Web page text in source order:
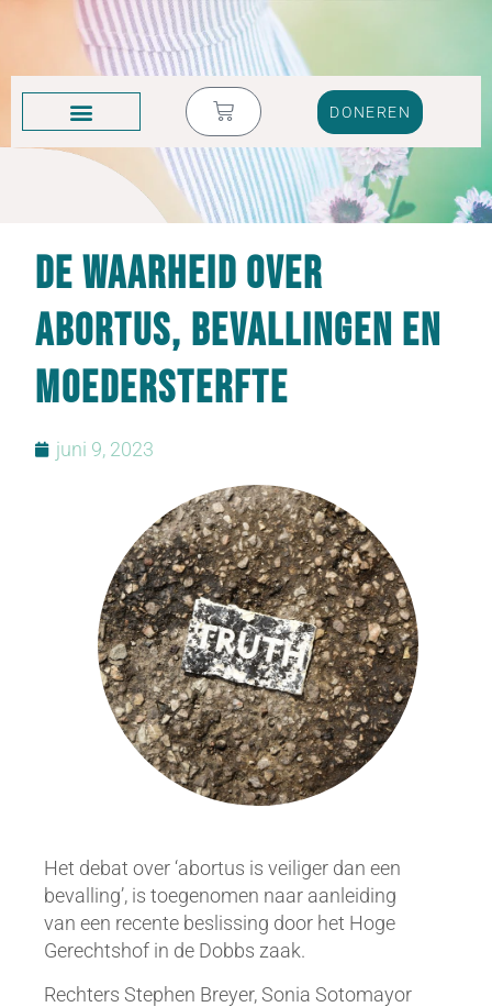
DONEREN
De waarheid over
abortus, bevallingen en
moedersterfte
juni 9, 2023
Het debat over ‘abortus is veiliger dan een
bevalling’, is toegenomen naar aanleiding
van een recente beslissing door het Hoge
Gerechtshof in de Dobbs zaak.
Rechters Stephen Breyer, Sonia Sotomayor